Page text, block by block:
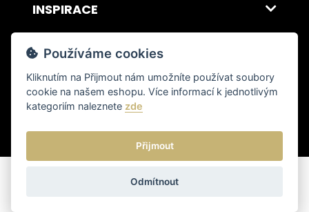
INSPIRACE
DOPRAVA A PLATBA
© 2026 ITALSKY INTERIER s.r.o. Vytvořilo INIZIO Internet Media s.r.o.|
nastavení cookies
Používáme cookies
Kliknutím na Přijmout nám umožníte používat soubory
cookie na našem eshopu. Více informací k jednotlivým
kategoriím naleznete zde
Přijmout
Odmítnout